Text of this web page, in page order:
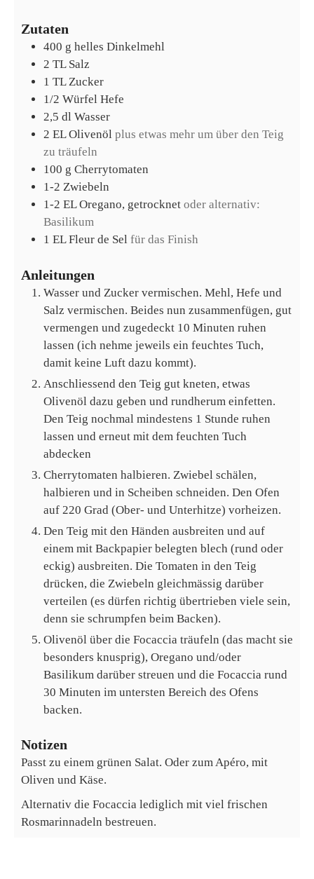
Zutaten
400 g helles Dinkelmehl
2 TL Salz
1 TL Zucker
1/2 Würfel Hefe
2,5 dl Wasser
2 EL Olivenöl plus etwas mehr um über den Teig
zu träufeln
100 g Cherrytomaten
1-2 Zwiebeln
1-2 EL Oregano, getrocknet oder alternativ:
Basilikum
1 EL Fleur de Sel für das Finish
Anleitungen
Wasser und Zucker vermischen. Mehl, Hefe und
Salz vermischen. Beides nun zusammenfügen, gut
vermengen und zugedeckt 10 Minuten ruhen
lassen (ich nehme jeweils ein feuchtes Tuch,
damit keine Luft dazu kommt).
Anschliessend den Teig gut kneten, etwas
Olivenöl dazu geben und rundherum einfetten.
Den Teig nochmal mindestens 1 Stunde ruhen
lassen und erneut mit dem feuchten Tuch
abdecken
Cherrytomaten halbieren. Zwiebel schälen,
halbieren und in Scheiben schneiden. Den Ofen
auf 220 Grad (Ober- und Unterhitze) vorheizen.
Den Teig mit den Händen ausbreiten und auf
einem mit Backpapier belegten blech (rund oder
eckig) ausbreiten. Die Tomaten in den Teig
drücken, die Zwiebeln gleichmässig darüber
verteilen (es dürfen richtig übertrieben viele sein,
denn sie schrumpfen beim Backen).
Olivenöl über die Focaccia träufeln (das macht sie
besonders knusprig), Oregano und/oder
Basilikum darüber streuen und die Focaccia rund
30 Minuten im untersten Bereich des Ofens
backen.
Notizen
Passt zu einem grünen Salat. Oder zum Apéro, mit
Oliven und Käse.
Alternativ die Focaccia lediglich mit viel frischen
Rosmarinnadeln bestreuen.